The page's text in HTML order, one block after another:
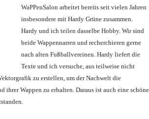
WaPPenSalon arbeitet bereits seit vielen Jahren
insbesondere mit Hardy Grüne zusammen.
Hardy und ich teilen dasselbe Hobby. Wir sind
beide Wappennarren und recherchieren gerne
nach alten Fußballvereinen. Hardy liefert die
Texte und ich versuche, aus teilweise nicht
zu erstellen, um der Nachwelt die
ihrer Wappen zu erhalten. Daraus ist auch eine schöne